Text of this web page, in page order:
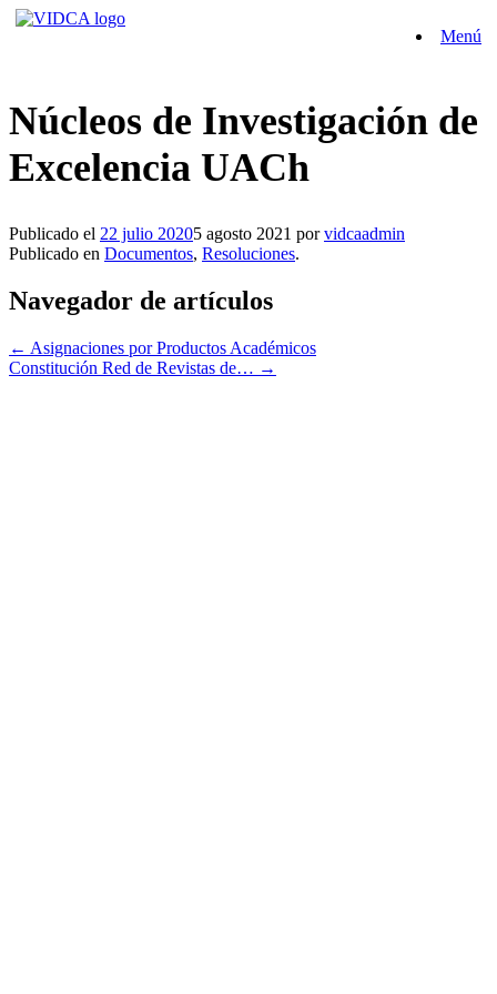
Saltar
Menú
Núcleos de Investigación de
Excelencia UACh
Publicado el 22 julio 20205 agosto 2021 porvidcaadmin
Publicado en Documentos, Resoluciones.
Navegador de artículos
← Asignaciones por Productos Académicos
Constitución Red de Revistas de… →